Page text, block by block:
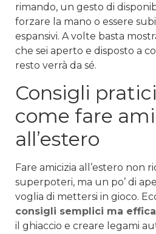
rimando, un gesto di
forzare la mano o essere
espansivi. A volte basta
che sei aperto e disposto a
resto verrà da sé.
Consigli
come fare
all’estero
Fare amicizia all’estero non
superpoteri, ma un po’ di
voglia di mettersi in gioco.
consigli semplici ma
il ghiaccio e creare legami